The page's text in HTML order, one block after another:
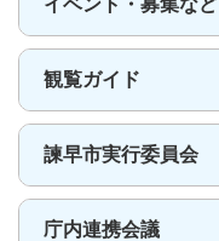
観覧ガイド
諫早市実行委員会
庁内連携会議